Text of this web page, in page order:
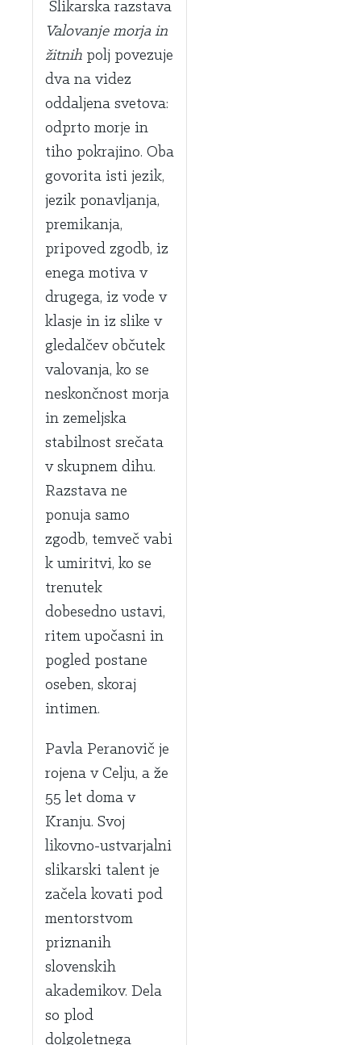
Slikarska razstava
Valovanje morja in
žitnih polj povezuje
dva na videz
oddaljena svetova:
odprto morje in
tiho pokrajino. Oba
govorita isti jezik,
jezik ponavljanja,
premikanja,
pripoved zgodb, iz
enega motiva v
drugega, iz vode v
klasje in iz slike v
gledalčev občutek
valovanja, ko se
neskončnost morja
in zemeljska
stabilnost srečata
v skupnem dihu.
Razstava ne
ponuja samo
zgodb, temveč vabi
k umiritvi, ko se
trenutek
dobesedno ustavi,
ritem upočasni in
pogled postane
oseben, skoraj
intimen.
Pavla Peranovič je
rojena v Celju, a že
55 let doma v
Kranju. Svoj
likovno-ustvarjalni
slikarski talent je
začela kovati pod
mentorstvom
priznanih
slovenskih
akademikov. Dela
so plod
dolgoletnega